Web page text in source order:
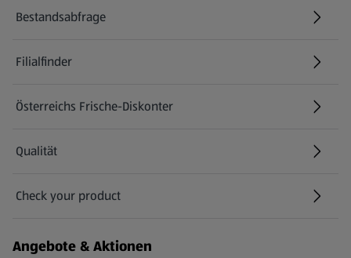
Bestandsabfrage
(öffnet in einem neuen Tab)
Filialfinder
Österreichs Frische-Diskonter
Qualität
Check your product
(öffnet in einem neuen Tab)
Angebote & Aktionen